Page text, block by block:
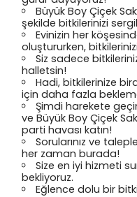
Büyük Boy Çiçek
şekilde bitkilerinizi
Evinizin her
oluştururken,
Siz sadece
halletsin!
Hadi, bitkilerinize
için daha fazla
Şimdi harekete
ve Büyük Boy Çiçek
parti havası katın!
Sorularınız ve
her zaman burada!
Size en iyi hizmeti
bekliyoruz.
Eğlence dolu bir